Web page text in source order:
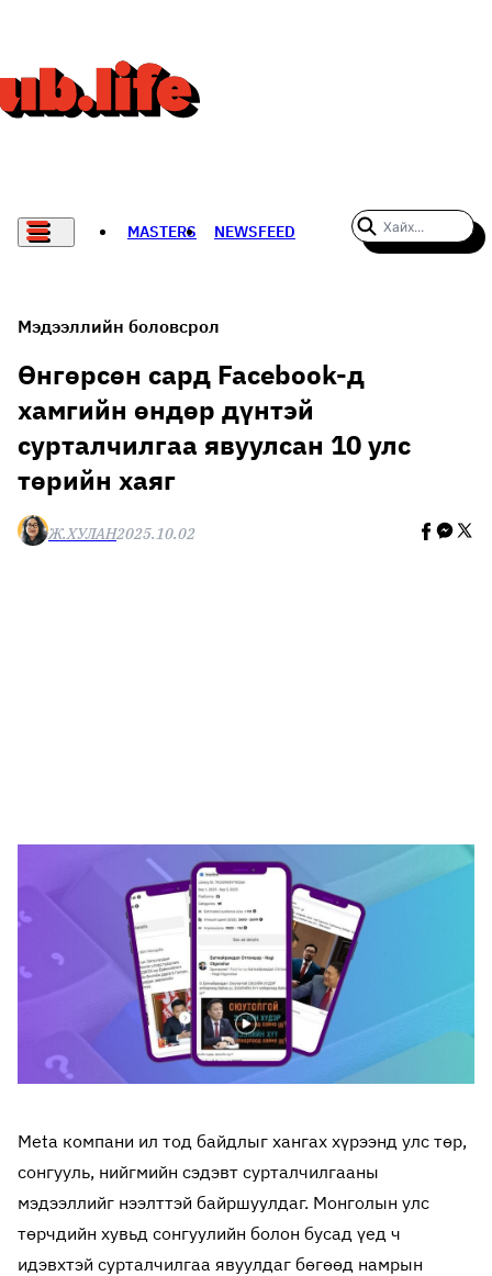
MASTERS NEWSFEED
THE NEW YORK TIMES
НАДАД НЭГ САНАЛ БАЙНА
Мэдээллийн боловсрол
Өнгөрсөн сард Facebook-д
хамгийн өндөр дүнтэй
сурталчилгаа явуулсан 10 улс
төрийн хаяг
Ж.ХУЛАН2025.10.02
Meta компани ил тод байдлыг хангах хүрээнд улс төр,
сонгууль, нийгмийн сэдэвт сурталчилгааны
мэдээллийг нээлттэй байршуулдаг. Монголын улс
төрчдийн хувьд сонгуулийн болон бусад үед ч
идэвхтэй сурталчилгаа явуулдаг бөгөөд намрын